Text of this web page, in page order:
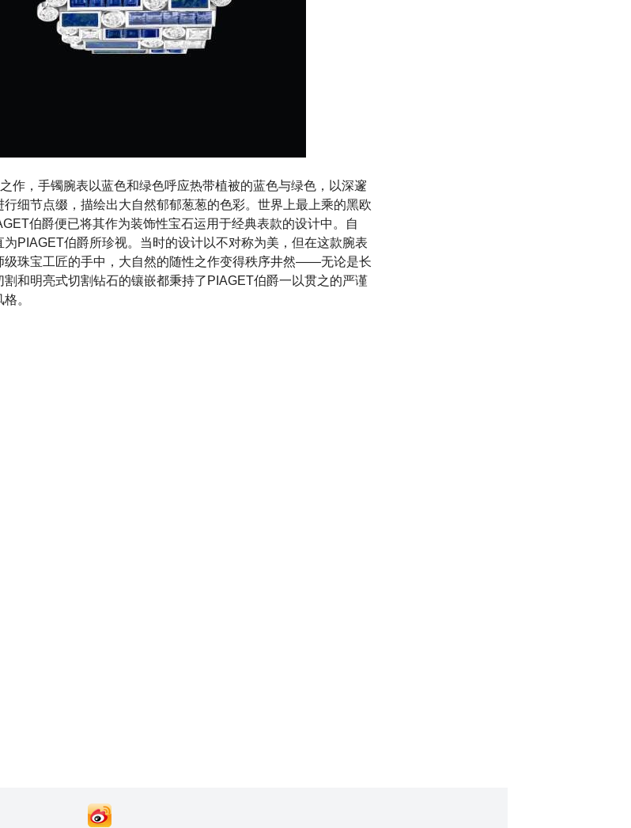
作，手镯腕表以蓝色和绿色呼应热带植被的蓝色与绿色，以深邃
细节点缀，描绘出大自然郁郁葱葱的色彩。世界上最上乘的黑欧
伯爵便已将其作为装饰性宝石运用于经典表款的设计中。自
PIAGET伯爵所珍视。当时的设计以不对称为美，但在这款腕表
级珠宝工匠的手中，大自然的随性之作变得秩序井然——无论是长
和明亮式切割钻石的镶嵌都秉持了PIAGET伯爵一以贯之的严谨
。